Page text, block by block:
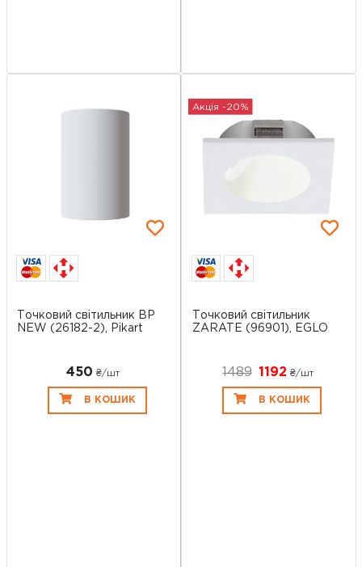
Точковий світильник BP
NEW (26182-2), Pikart
450 ₴/шт
В КОШИК
Акція -20%
Точковий світильник
ZARATE (96901), EGLO
1489 1192₴/шт
В КОШИК